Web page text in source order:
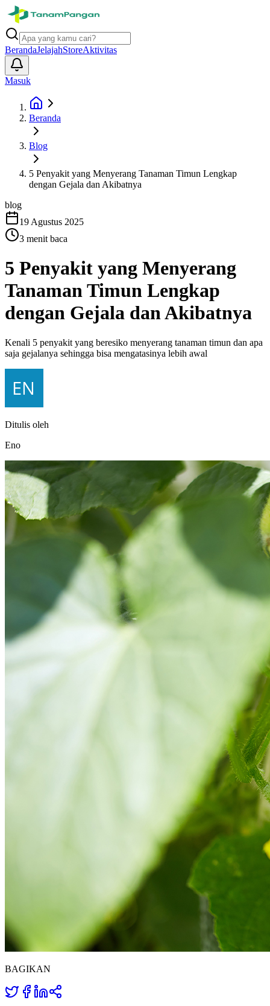
BerandaJelajahStoreAktivitas
Masuk
Beranda
Blog
5 Penyakit yang Menyerang Tanaman Timun Lengkap
dengan Gejala dan Akibatnya
blog
19 Agustus 2025
3 menit baca
5 Penyakit yang Menyerang
Tanaman Timun Lengkap
dengan Gejala dan Akibatnya
Kenali 5 penyakit yang beresiko menyerang tanaman timun dan apa
saja gejalanya sehingga bisa mengatasinya lebih awal
Ditulis oleh
Eno
BAGIKAN